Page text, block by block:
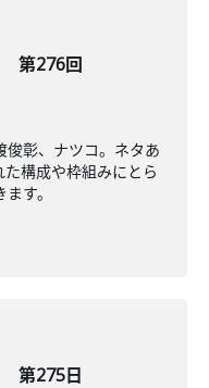
第276回
俊彰、ナツコ。ネタあ
構成や枠組みにとら
す。
第275日